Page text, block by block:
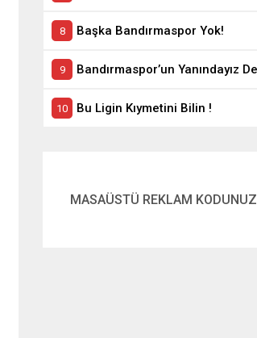
Başka Bandırmaspor Yok!
Bu Ligin Kıymetini Bilin !
MASAÜSTÜ REKLAM KODUNUZ